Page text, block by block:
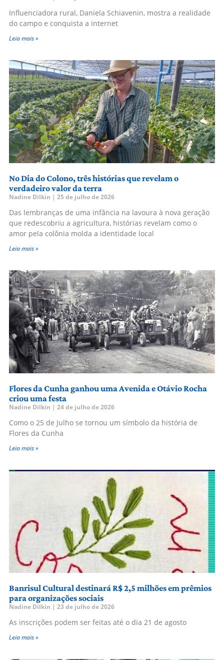
Influenciadora rural, Daniela Schiavenin, mostra a realidade
do campo e conquista a internet
Leia mais »
No Dia do Colono, três histórias que revelam o
verdadeiro valor da terra
Nadine Dilkin 25 de julho de 2026
Das lembranças de uma infância na lavoura à nova geração
que redescobriu a agricultura, histórias revelam como o
amor pela colônia molda a identidade local
Leia mais »
Flores da Cunha ganhou uma Avenida e Otávio Rocha
criou uma festa
Nadine Dilkin 24 de julho de 2026
Como o 25 de Julho se tornou um símbolo da história de
Flores da Cunha
Leia mais »
Banrisul Cultural destinará R$ 2,5 milhões em prêmios
para organizações sociais
Nadine Dilkin 23 de julho de 2026
As inscrições podem ser feitas até o dia 21 de agosto
Leia mais »